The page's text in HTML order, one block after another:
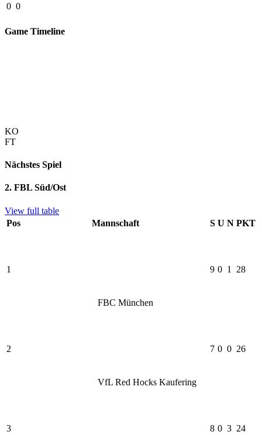
0 0
Game Timeline
KO
FT
Nächstes Spiel
2. FBL Süd/Ost
View full table
Pos
Mannschaft S U N PKT
1
FBC München
9 0 1 28
2
VfL Red Hocks Kaufering
7 0 0 26
3 8 0 3 24